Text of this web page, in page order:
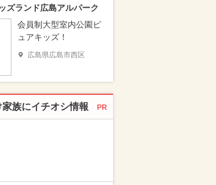
ズランド広島アルパーク
会員制大型室内公園ピ
ュアキッズ！
広島県広島市西区
族にイチオシ情報 PR